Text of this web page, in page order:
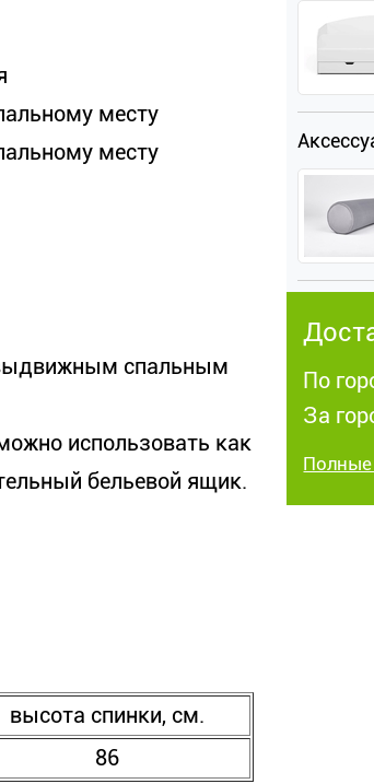
месту
месту
спальным
использовать как
бельевой ящик.
высота спинки, см.
86
По
За
Полные